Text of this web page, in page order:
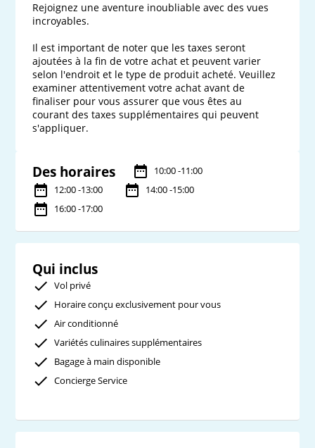
Rejoignez une aventure inoubliable avec des vues
incroyables.
Il est important de noter que les taxes seront
ajoutées à la fin de votre achat et peuvent varier
selon l'endroit et le type de produit acheté. Veuillez
examiner attentivement votre achat avant de
finaliser pour vous assurer que vous êtes au
courant des taxes supplémentaires qui peuvent
s'appliquer.
Des horaires
10:00 -11:00
12:00 -13:00
14:00 -15:00
16:00 -17:00
Qui inclus
Vol privé
Horaire conçu exclusivement pour vous
Air conditionné
Variétés culinaires supplémentaires
Bagage à main disponible
Concierge Service